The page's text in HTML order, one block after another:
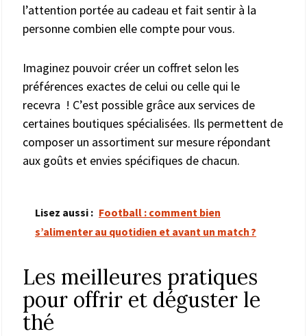
l’attention portée au cadeau et fait sentir à la
personne combien elle compte pour vous.
Imaginez pouvoir créer un coffret selon les
préférences exactes de celui ou celle qui le
recevra ! C’est possible grâce aux services de
certaines boutiques spécialisées. Ils permettent de
composer un assortiment sur mesure répondant
aux goûts et envies spécifiques de chacun.
Lisez aussi : Football : comment bien
s’alimenter au quotidien et avant un match ?
Les meilleures pratiques
pour offrir et déguster le
thé